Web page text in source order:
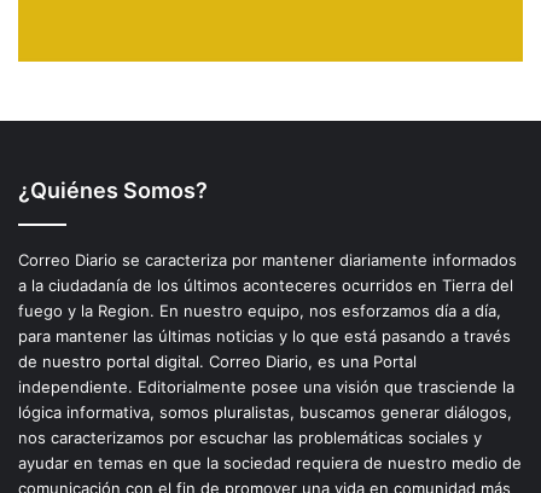
¿Quiénes Somos?
Correo Diario se caracteriza por mantener diariamente informados
a la ciudadanía de los últimos aconteceres ocurridos en Tierra del
fuego y la Region. En nuestro equipo, nos esforzamos día a día,
para mantener las últimas noticias y lo que está pasando a través
de nuestro portal digital. Correo Diario, es una Portal
independiente. Editorialmente posee una visión que trasciende la
lógica informativa, somos pluralistas, buscamos generar diálogos,
nos caracterizamos por escuchar las problemáticas sociales y
ayudar en temas en que la sociedad requiera de nuestro medio de
comunicación con el fin de promover una vida en comunidad más